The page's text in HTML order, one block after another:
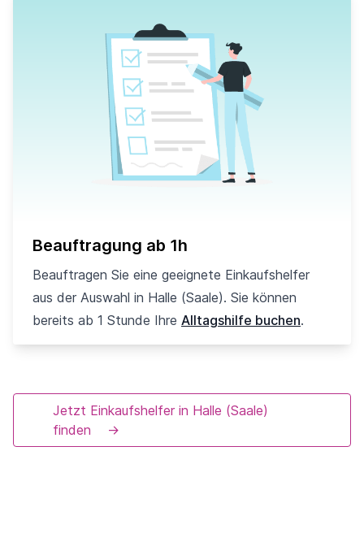
Beauftragung ab 1h
Beauftragen Sie eine geeignete Einkaufshelfer
aus der Auswahl in Halle (Saale). Sie können
bereits ab 1 Stunde Ihre Alltagshilfe buchen.
Jetzt Einkaufshelfer in Halle (Saale)
finden
→